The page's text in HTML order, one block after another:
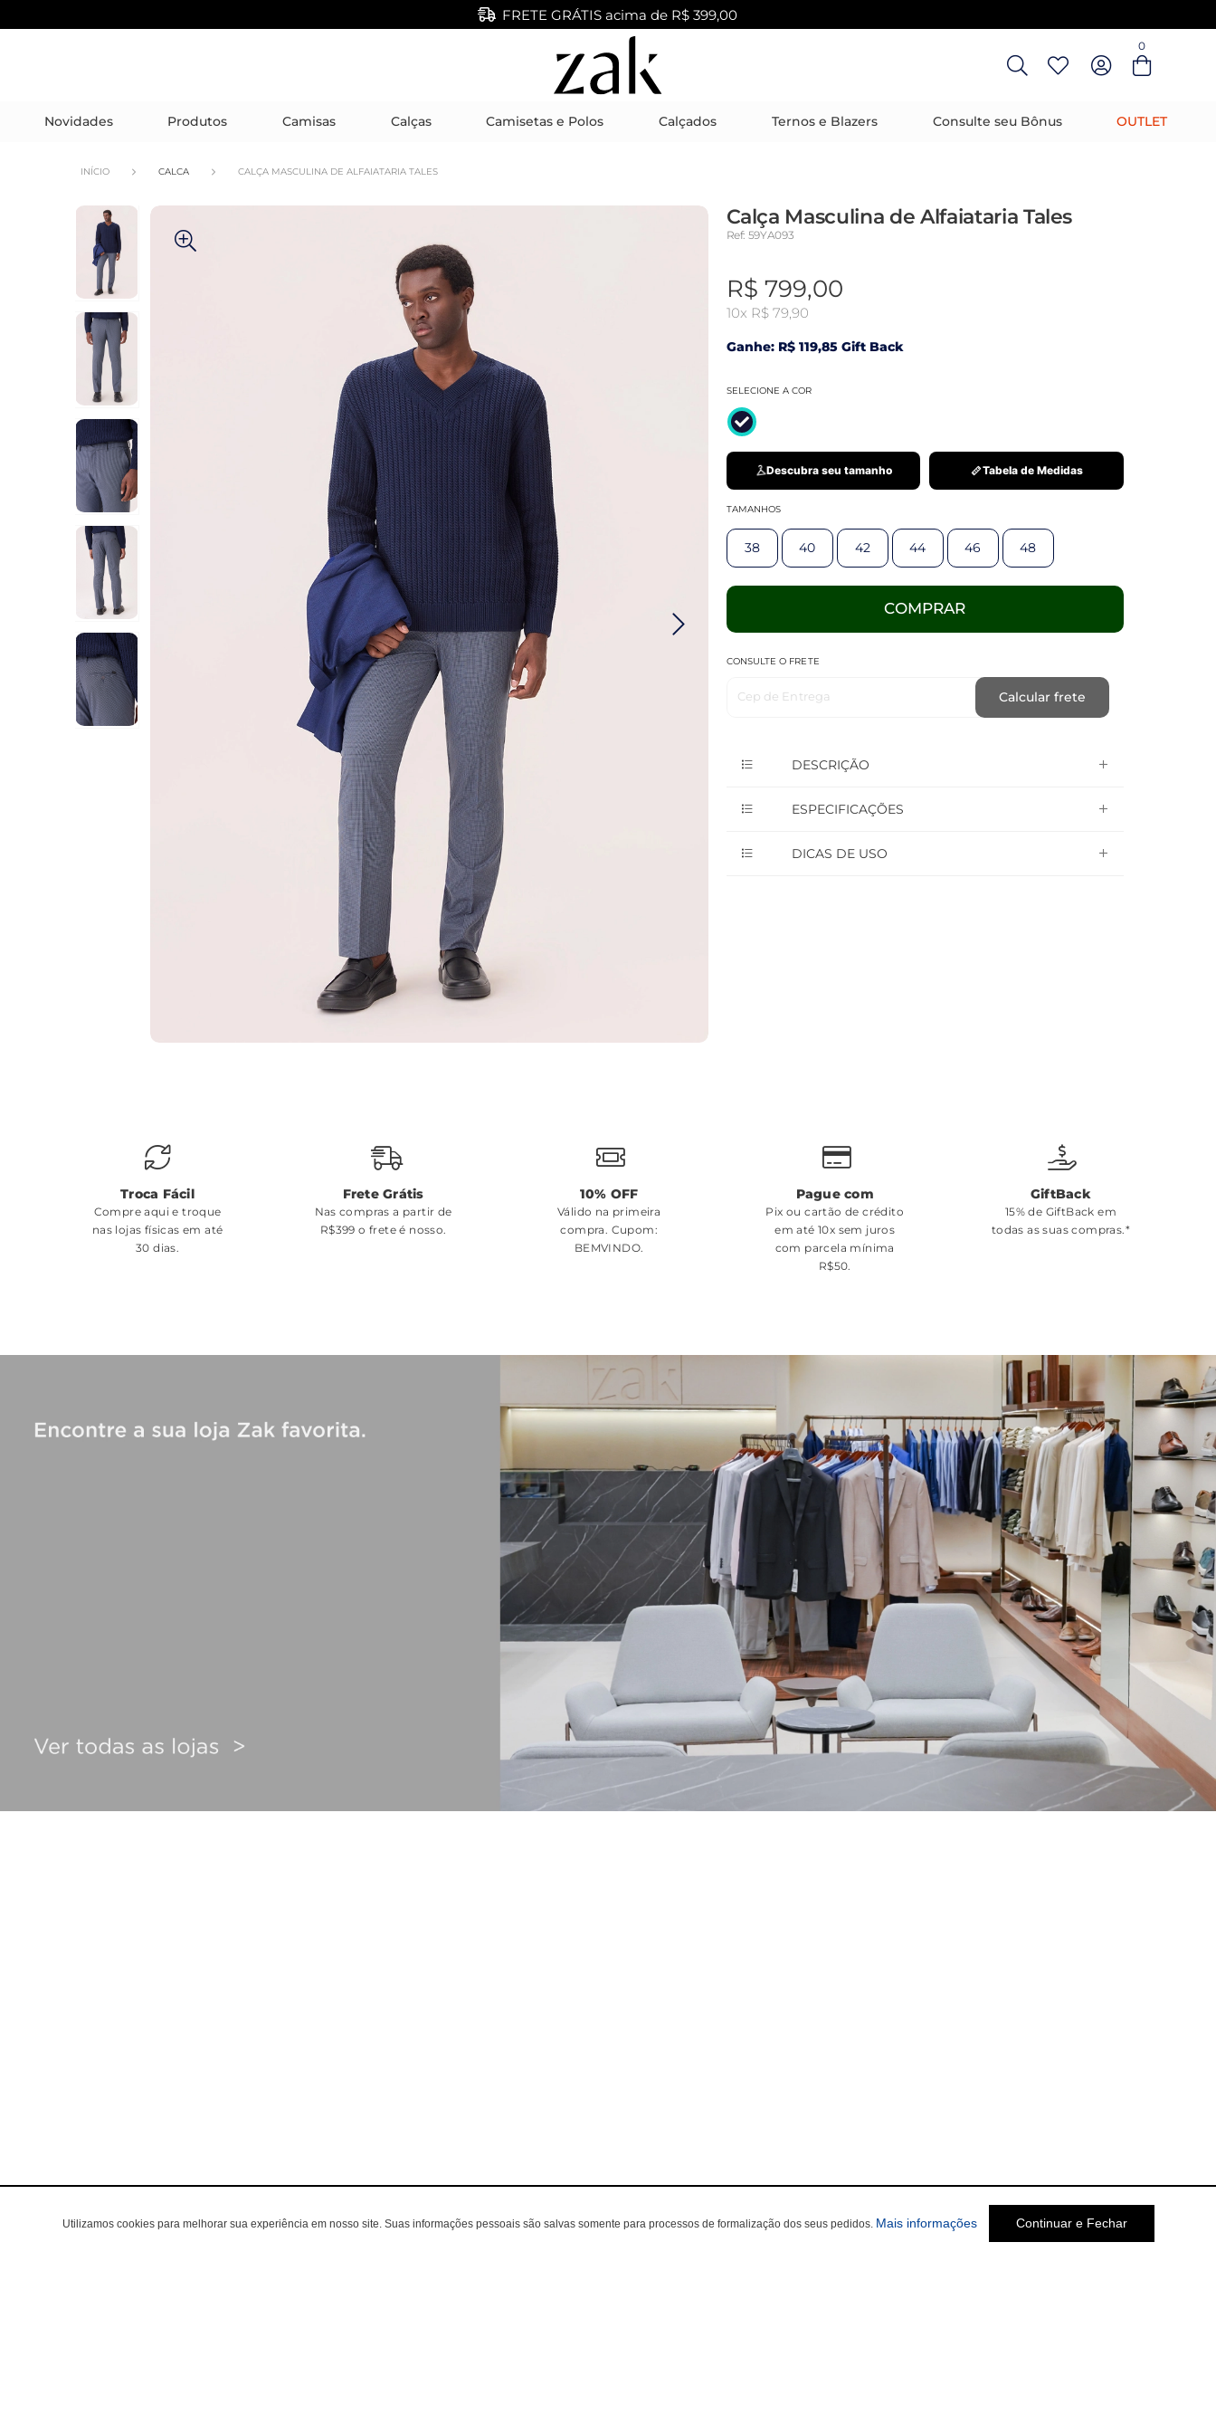
Entre com email ou cpf/cnpj
FRETE GRÁTIS acima de R$ 399,00
0
Novidades Produtos Camisas Calças Camisetas e Polos Calçados Ternos e Blazers Consulte seu Bônus OUTLET
INÍCIO CALCA CALÇA MASCULINA DE ALFAIATARIA TALES
Calça Masculina de Alfaiataria Tales
Ref: 59YA093
R$ 799,00
10x R$ 79,90
Ganhe: R$ 119,85 Gift Back
SELECIONE A COR
Descubra seu tamanho Tabela de Medidas
TAMANHOS
38 40 42 44 46 48
COMPRAR
CONSULTE O FRETE
Cep de Entrega Calcular frete
DESCRIÇÃO
ESPECIFICAÇÕES
DICAS DE USO
Troca Fácil
Compre aqui e troque
nas lojas físicas em até
30 dias.
Frete Grátis
Nas compras a partir de
R$399 o frete é nosso.
10% OFF
Válido na primeira
compra. Cupom:
BEMVINDO.
Pague com
Pix ou cartão de crédito
em até 10x sem juros
com parcela mínima
R$50.
GiftBack
15% de GiftBack em
todas as suas compras.*
Utilizamos cookies para melhorar sua experiência em nosso site. Suas informações pessoais são salvas somente para processos de formalização dos seus pedidos. Mais informações Continuar e Fechar